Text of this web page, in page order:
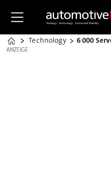
Home
Technology
ANZEIGE
ANZEIGE